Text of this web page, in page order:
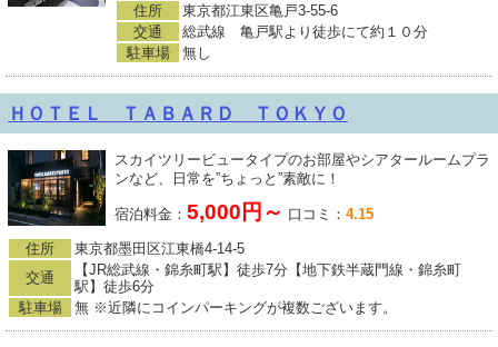
住所
東京都江東区亀戸3-55-6
交通
総武線 亀戸駅より徒歩にて約１０分
駐車場
無し
ＨＯＴＥＬ ＴＡＢＡＲＤ ＴＯＫＹＯ
スカイツリービュータイプのお部屋やシアタールームプラ
ンなど、日常を”ちょっと”素敵に！
宿泊料金： 5,000円～ 口コミ： 4.15
住所
東京都墨田区江東橋4-14-5
交通
【JR総武線・錦糸町駅】徒歩7分【地下鉄半蔵門線・錦糸町
駅】徒歩6分
駐車場
無 ※近隣にコインパーキングが複数ございます。